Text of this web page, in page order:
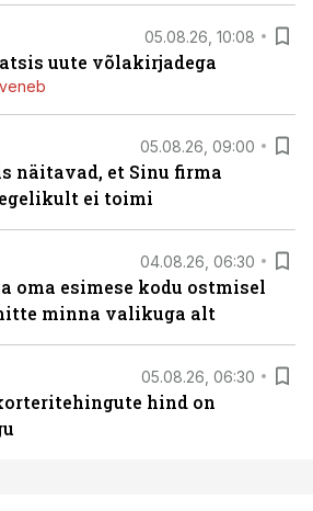
05.08.26, 10:08
uute võlakirjadega
05.08.26, 09:00
näitavad, et Sinu firma
ei toimi
04.08.26, 06:30
oma esimese kodu ostmisel
minna valikuga alt
05.08.26, 06:30
hind on